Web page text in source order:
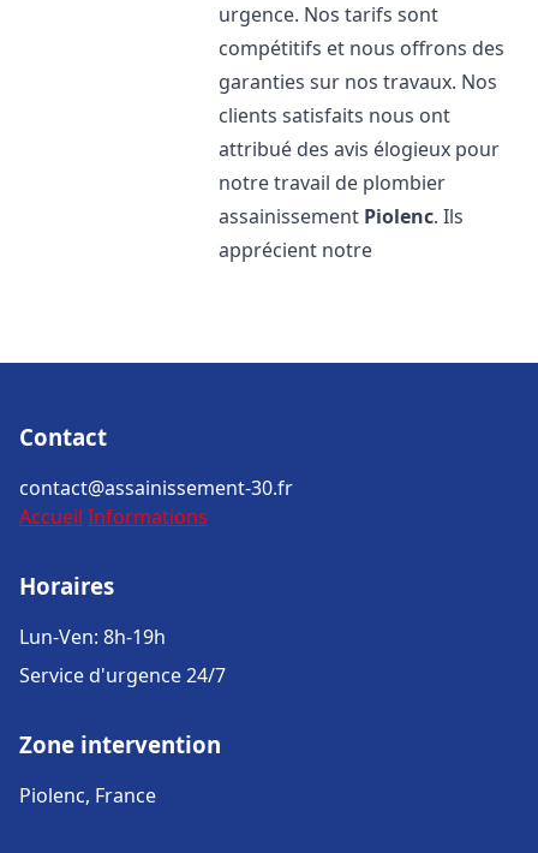
urgence. Nos tarifs sont
compétitifs et nous offrons des
garanties sur nos travaux. Nos
clients satisfaits nous ont
attribué des avis élogieux pour
notre travail de plombier
assainissement Piolenc. Ils
apprécient notre
Contact
contact@assainissement-30.fr
Accueil Informations
Horaires
Lun-Ven: 8h-19h
Service d'urgence 24/7
Zone intervention
Piolenc, France